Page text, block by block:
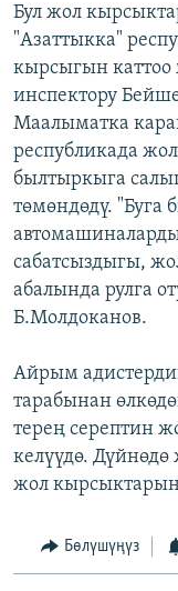
ДАНИСТЕ
АЗАТТЫК+
ЫҢГАЙСЫЗ СУРООЛОР
ОНЛАЙН ШЕРИНЕ
ЭЕ/АРнун
Бул жол
"Азаттыкка"
кырсыгын каттоо
инспектору
Маалыматка
республикада
былтыркыга
төмөндөдү. "Буга
сабатсыздыгы,
абалында рулга
Б.Молдоканов.
Айрым
тарабынан
терең серептин
келүүдө.
жол
Бөлүшүңүз